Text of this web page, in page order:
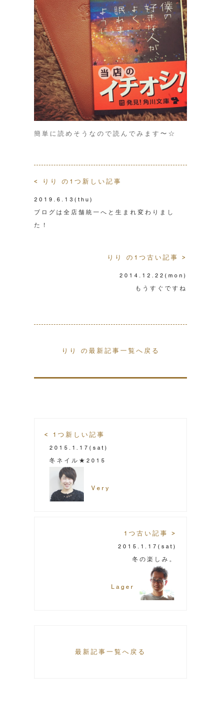
簡単に読めそうなので読んでみます〜☆
< りり の1つ新しい記事
2019.6.13 (thu)
ブログは全店舗統一へと生まれ変わりまし
た！
りり の1つ古い記事 >
2014.12.22 (mon)
もうすぐですね
りり の最新記事一覧へ戻る
< 1つ新しい記事
2015.1.17 (sat)
冬ネイル★2015
Very
1つ古い記事 >
2015.1.17 (sat)
冬の楽しみ。
Lager
最新記事一覧へ戻る